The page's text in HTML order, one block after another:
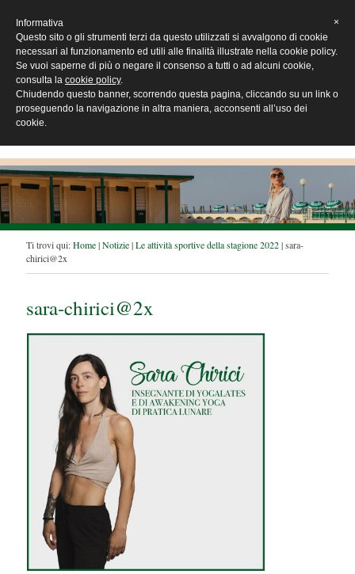
T
i
t
v
i
Ti trovi qui:Home|Notizie|Le attività sportive della stagione 2022|sara-
chirici@2x
sara-chirici@2x
×
Informativa
Questo sito o gli strumenti terzi da questo utilizzati si avvalgono di cookie
necessari al funzionamento ed utili alle finalità illustrate nella cookie policy.
Se vuoi saperne di più o negare il consenso a tutti o ad alcuni cookie,
consulta la cookie policy.
Chiudendo questo banner, scorrendo questa pagina, cliccando su un link o
proseguendo la navigazione in altra maniera, acconsenti all’uso dei
cookie.